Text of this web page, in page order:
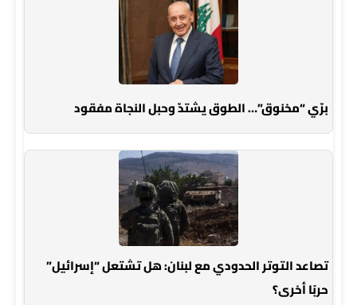
برّي “مخنوق”… الطوق يشتدّ وحبل النجاة مفقود
تصاعد التوتر الحدودي مع لبنان: هل تشتعل “إسرائيل”
حربًا أخرى؟